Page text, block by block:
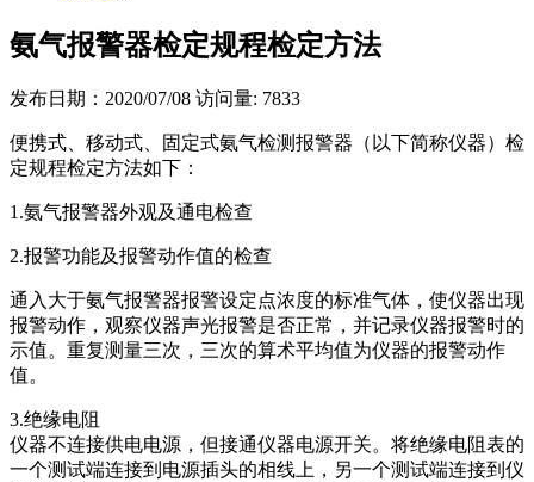
氨气报警器检定规程检定方法
发布日期：2020/07/08 访问量: 7833
便携式、移动式、固定式氨气检测报警器（以下简称仪器）检
定规程检定方法如下：
1.氨气报警器外观及通电检查
2.报警功能及报警动作值的检查
通入大于氨气报警器报警设定点浓度的标准气体，使仪器出现
报警动作，观察仪器声光报警是否正常，并记录仪器报警时的
示值。重复测量三次，三次的算术平均值为仪器的报警动作
值。
3.绝缘电阻
仪器不连接供电电源，但接通仪器电源开关。将绝缘电阻表的
一个测试端连接到电源插头的相线上，另一个测试端连接到仪